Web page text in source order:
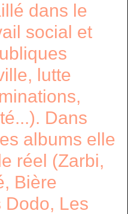
dans le
social et
lutte
Dans
albums elle
réel (Zarbi,
Bière
Dodo, Les